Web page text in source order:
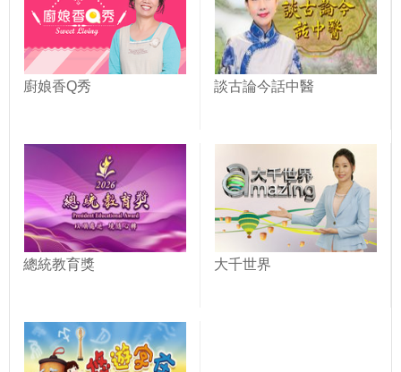
廚娘香Q秀 談古論今話中醫
總統教育獎 大千世界